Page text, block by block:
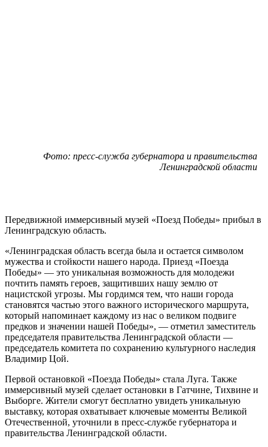
Фото: пресс-служба губернатора и правительства
Ленинградской области
Передвижной иммерсивный музей «Поезд Победы» прибыл в
Ленинградскую область.
«Ленинградская область всегда была и остается символом
мужества и стойкости нашего народа. Приезд «Поезда
Победы» — это уникальная возможность для молодежи
почтить память героев, защитивших нашу землю от
нацистской угрозы. Мы гордимся тем, что наши города
становятся частью этого важного исторического маршрута,
который напоминает каждому из нас о великом подвиге
предков и значении нашей Победы», — отметил заместитель
председателя правительства Ленинградской области —
председатель комитета по сохранению культурного наследия
Владимир Цой.
Первой остановкой «Поезда Победы» стала Луга. Также
иммерсивный музей сделает остановки в Гатчине, Тихвине и
Выборге. Жители смогут бесплатно увидеть уникальную
выставку, которая охватывает ключевые моменты Великой
Отечественной, уточнили в пресс-службе губернатора и
правительства Ленинградской области.